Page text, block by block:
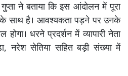
ने बताया कि इस आंदोलन में पूरा
के साथ है। आवश्यकता पड़ने पर उनके
धरने प्रदर्शन में व्यापारी नेता
नरेश सेतिया सहित बड़ी संख्या में